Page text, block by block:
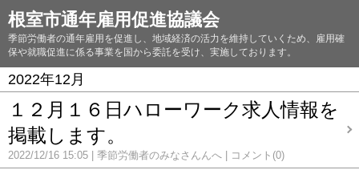
根室市通年雇用促進協議会
季節労働者の通年雇用を促進し、地域経済の活力を維持していくため、雇用確
保や就職促進に係る事業を国から委託を受け、実施しております。
2022年12月
１２月１６日ハローワーク求人情報を
掲載します。
2022/12/16 15:05 季節労働者のみなさんんへ コメント(0)